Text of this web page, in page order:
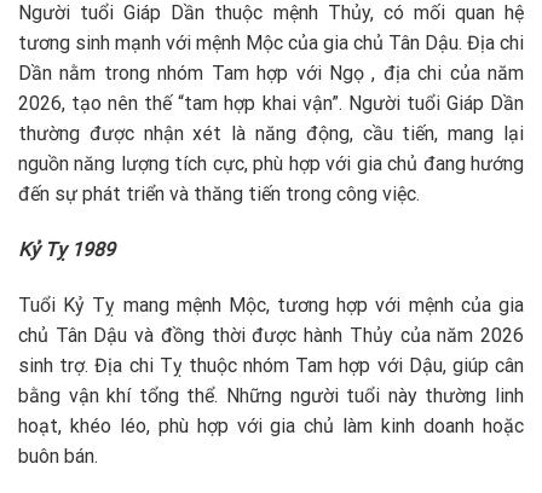
Người tuổi Giáp Dần thuộc mệnh Thủy, có mối quan hệ
tương sinh mạnh với mệnh Mộc của gia chủ Tân Dậu. Địa chi
Dần nằm trong nhóm Tam hợp với Ngọ , địa chi của năm
2026, tạo nên thế “tam hợp khai vận”. Người tuổi Giáp Dần
thường được nhận xét là năng động, cầu tiến, mang lại
nguồn năng lượng tích cực, phù hợp với gia chủ đang hướng
đến sự phát triển và thăng tiến trong công việc.
Kỷ Tỵ 1989
Tuổi Kỷ Tỵ mang mệnh Mộc, tương hợp với mệnh của gia
chủ Tân Dậu và đồng thời được hành Thủy của năm 2026
sinh trợ. Địa chi Tỵ thuộc nhóm Tam hợp với Dậu, giúp cân
bằng vận khí tổng thể. Những người tuổi này thường linh
hoạt, khéo léo, phù hợp với gia chủ làm kinh doanh hoặc
buôn bán.